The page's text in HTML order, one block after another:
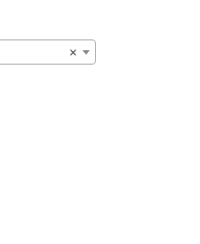
×